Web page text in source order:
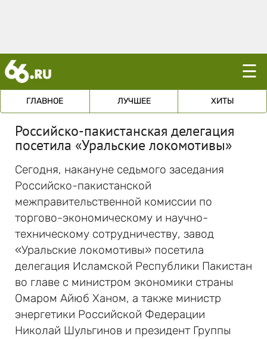
☰
ГЛАВНОЕ ЛУЧШЕЕ ХИТЫ
Российско-пакистанская делегация
посетила «Уральские локомотивы»
Сегодня, накануне седьмого заседания
Российско-пакистанской
межправительственной комиссии по
торгово-экономическому и научно-
техническому сотрудничеству, завод
«Уральские локомотивы» посетила
делегация Исламской Республики Пакистан
во главе с министром экономики страны
Омаром Айюб Ханом, а также министр
энергетики Российской Федерации
Николай Шульгинов и президент Группы